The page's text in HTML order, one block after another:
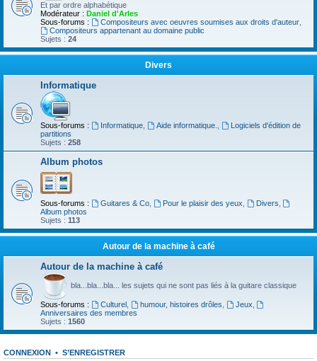
Et par ordre alphabétique
Modérateur : Daniel d'Arles
Sous-forums :
Compositeurs avec oeuvres soumises aux droits d'auteur,
Compositeurs appartenant au domaine public
Sujets : 24
Divers
Informatique
Sous-forums : Informatique, Aide informatique.
Logiciels d'édition de
partitions
Sujets : 258
Album photos
Sous-forums : Guitares & Co, Pour le plaisir des yeux Divers
Album photos
Sujets : 113
Autour de la machine à café
Autour de la machine à café
bla...bla...bla... les sujets qui ne sont pas liés à la guitare classique
Sous-forums : Culturel, humour, histoires drôles Jeux
Anniversaires des membres
Sujets : 1560
CONNEXION • S’ENREGISTRER